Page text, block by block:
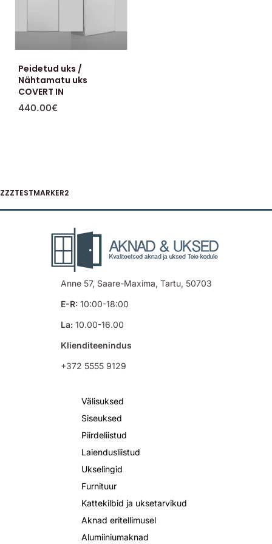
Peidetud uks /
Nähtamatu uks
COVERT IN
440.00€
ZZZTESTMARKER2
Anne 57, Saare-Maxima, Tartu, 50703
E-R:10:00-18:00
La:10.00-16.00
Klienditeenindus
+372 5555 9129
Välisuksed
Siseuksed
Piirdeliistud
Laiendusliistud
Ukselingid
Furnituur
Kattekilbid ja uksetarvikud
Aknad eritellimusel
Alumiiniumaknad